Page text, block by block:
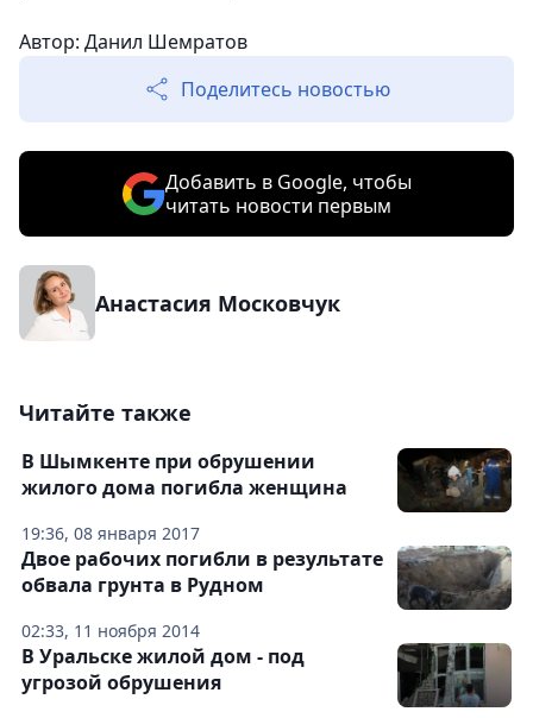
Автор: Данил Шемратов
Поделитесь новостью
Добавить в Google, чтобы
читать новости первым
Анастасия Московчук
Читайте также
19:36, 08 января 2017
В Шымкенте при обрушении
жилого дома погибла женщина
02:33, 11 ноября 2014
Двое рабочих погибли в результате
обвала грунта в Рудном
В Уральске жилой дом - под
угрозой обрушения